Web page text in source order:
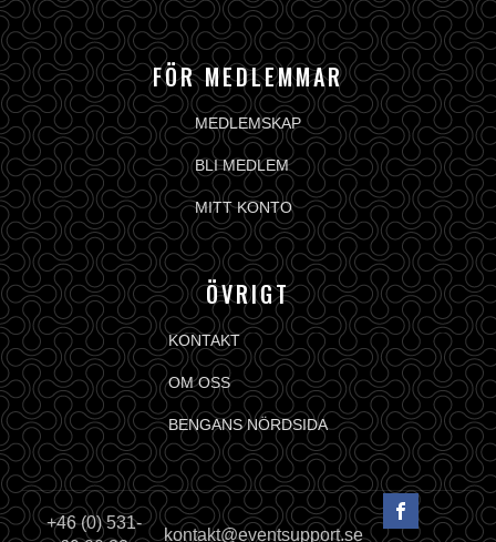
FÖR MEDLEMMAR
MEDLEMSKAP
BLI MEDLEM
MITT KONTO
ÖVRIGT
KONTAKT
OM OSS
BENGANS NÖRDSIDA
+46 (0) 531-
kontakt@eventsupport.se